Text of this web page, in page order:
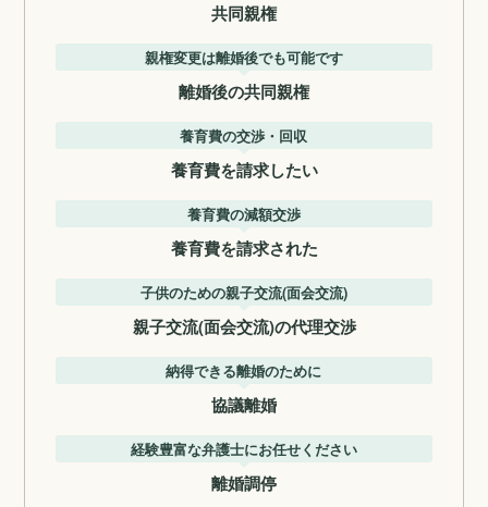
共同親権
親権変更は離婚後でも可能です
離婚後の共同親権
養育費の交渉・回収
養育費を請求したい
養育費の減額交渉
養育費を請求された
子供のための親子交流(面会交流)
親子交流(面会交流)の代理交渉
納得できる離婚のために
協議離婚
経験豊富な弁護士にお任せください
離婚調停